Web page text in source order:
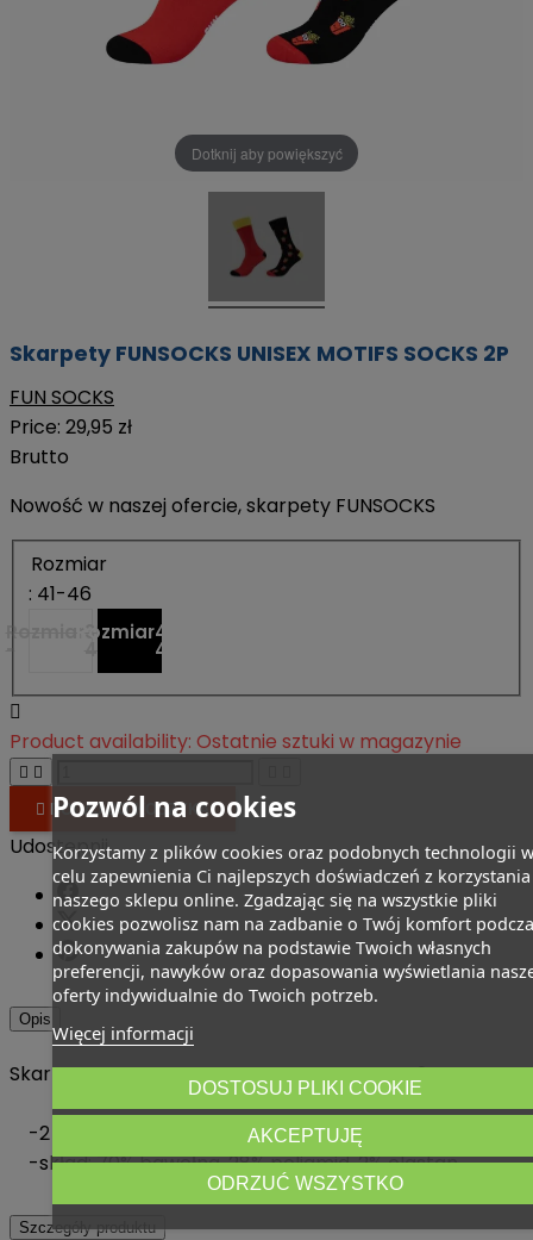
Dotknij aby powiększyć
Skarpety FUNSOCKS UNISEX MOTIFS SOCKS 2P
FUN SOCKS
Price: 29,95 zł
Brutto
Nowość w naszej ofercie, skarpety FUNSOCKS
Rozmiar
: 41-46
36-
Rozmiar41-
46

Product availability: Ostatnie sztuki w magazynie
 
 DODAJ DO KOSZYKA
Udostępnij
Opis
Skarpety FUNSOCKS UNISEX MOTIFS SOCKS 2P
-2 pary skarpetek w zestawie
-skład: 70% bawełna, 28% poliamid, 2% elastan
Szczegóły produktu
Pozwól na cookies
Korzystamy z plików cookies oraz podobnych technologii w
celu zapewnienia Ci najlepszych doświadczeń z korzystania
naszego sklepu online. Zgadzając się na wszystkie pliki
cookies pozwolisz nam na zadbanie o Twój komfort
dokonywania zakupów na podstawie Twoich własnych
preferencji, nawyków oraz dopasowania wyświetlania
oferty indywidualnie do Twoich potrzeb.
Więcej informacji
DOSTOSUJ PLIKI COOKIE
ODRZUĆ WSZYSTKO
AKCEPTUJĘ